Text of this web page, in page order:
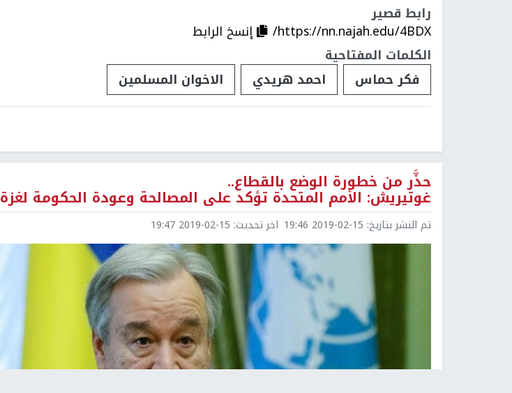
رابط قصير
https://nn.najah.edu/4BDX/
إنسخ الرابط
الكلمات المفتاحية
فكر حماس
احمد هريدي الاخوان المسلمين
حذَّر من خطورة الوضع بالقطاع..
غوتيريش: الأمم المتحدة تؤكد على المصالحة وعودة الحكومة لغزة
تم النشر بتاريخ: 2019-02-15 19:46 اخر تحديث: 2019-02-15 19:47